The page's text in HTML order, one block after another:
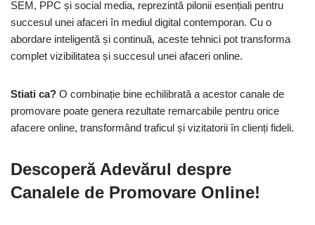
SEM, PPC și social media, reprezintă pilonii esențiali pentru
succesul unei afaceri în mediul digital contemporan. Cu o
abordare inteligentă și continuă, aceste tehnici pot transforma
complet vizibilitatea și succesul unei afaceri online.
Stiati ca? O combinație bine echilibrată a acestor canale de
promovare poate genera rezultate remarcabile pentru orice
afacere online, transformând traficul și vizitatorii în clienți fideli.
Descoperă Adevărul despre
Canalele de Promovare Online!